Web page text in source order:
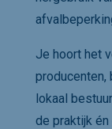
Je hoort het
producenten,
lokaal
de praktijk én